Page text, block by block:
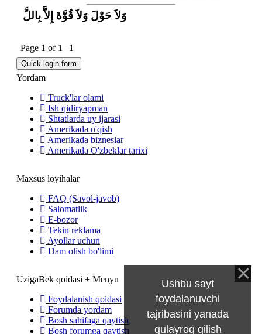
وَلاَ حَوْلَ وَلاَ قُوَّةَ إِلاَّ بِاللَّ
Page 1 of 1 1
Yordam
Truck'lar olami
Ish qidiryapman
Shtatlarda uy ijarasi
Amerikada o'qish
Amerikada bizneslar
Amerikada O'zbeklar tarixi
Maxsus loyihalar
FAQ (Savol-javob)
Salomatlik
E-bozor
Tekin reklama
Ayollar uchun
Dam olish bo'limi
UzigaBek qoidasi + Menyu
Foydalanish qoidasi
Forumda yordam
Bosh sahifaga qaytish
Bosh forumga qaytish
Ushbu sayt
foydalanuvchi
tajribasini yanada
qulayroq qilish